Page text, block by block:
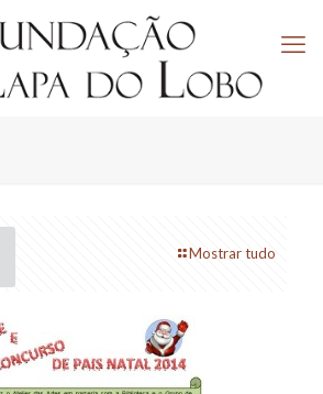
Mostrar tudo